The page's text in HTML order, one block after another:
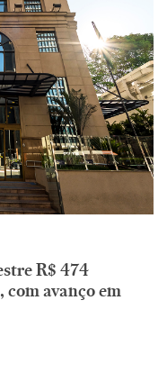
R$ 474
com avanço em